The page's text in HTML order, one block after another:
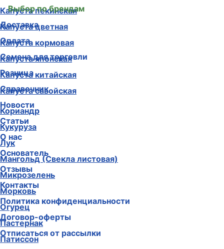
Капуста пекинская
Капуста цветная
Капуста кормовая
Капуста японская
Капуста китайская
Капуста савойская
Кориандр
Кукуруза
Лук
Мангольд (Свекла листовая)
Микрозелень
Морковь
Огурец
Пастернак
Патиссон
Выбор по брендам
Доставка
Оплата
Семена для торговли
Розница
Справочник
Новости
Статьи
О нас
Основатель
Отзывы
Контакты
Политика конфиденциальности
Договор-оферты
Отписаться от рассылки